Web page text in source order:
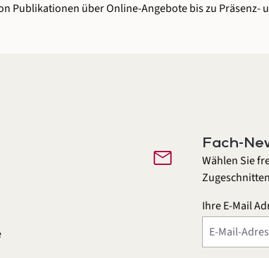
Publikationen über Online-Angebote bis zu Präsenz-
mail
Fach-
Wählen Sie
Ihre E-Mail